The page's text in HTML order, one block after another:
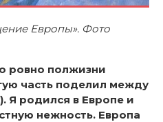
Европы». Фото
ровно полжизни
часть поделил между
Я родился в Европе и
нежность. Европа